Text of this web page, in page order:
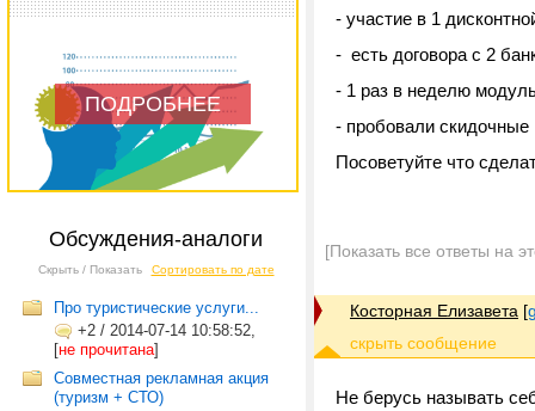
ПОДРОБНЕЕ
Обсуждения-аналоги
Скрыть / Показать Сортировать по дате
Про туристические услуги...
+2 / 2014-07-14 10:58:52,
[не прочитана]
Совместная рекламная акция
(туризм + СТО)
- участие в 1
- есть договора с 2
- 1 раз в неделю
- пробовали скидочные
Посоветуйте что
[Показать все ответы на
Косторная Елизавета [
Не берусь называть